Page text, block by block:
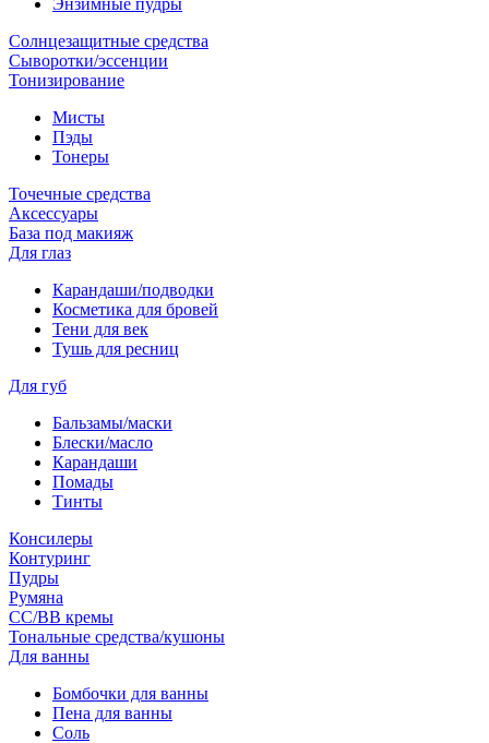
Солнцезащитные средства
Сыворотки/эссенции
Тонизирование
Мисты
Пэды
Тонеры
Точечные средства
Аксессуары
База под макияж
Для глаз
Карандаши/подводки
Косметика для бровей
Тени для век
Тушь для ресниц
Для губ
Бальзамы/маски
Блески/масло
Карандаши
Помады
Тинты
Консилеры
Контуринг
Пудры
Румяна
СС/ВВ кремы
Тональные средства/кушоны
Для ванны
Бомбочки для ванны
Пена для ванны
Соль